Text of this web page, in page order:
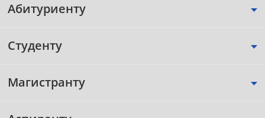
Абитуриенту
Студенту
Магистранту